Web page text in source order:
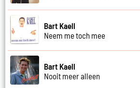
Bart Kaell
Neem me toch mee
Bart Kaell
Nooit meer alleen